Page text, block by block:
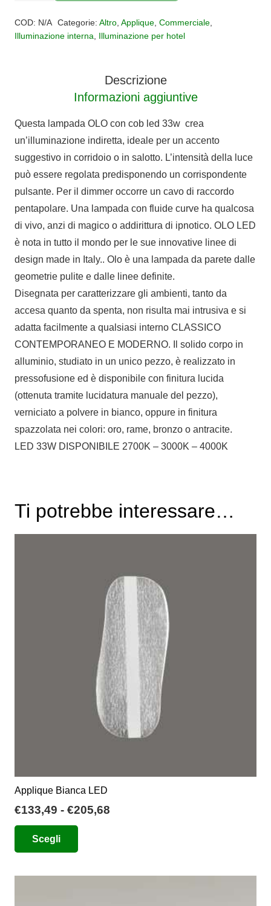
33W
COD: N/A Categorie: Altro, Applique, Commerciale,
Illuminazione interna
Illuminazione per hotel
Descrizione
Informazioni aggiuntive
Questa lampada OLO con cob led 33w crea
un’illuminazione indiretta, ideale per un accento
suggestivo in corridoio o in salotto. L’intensità della luce
può essere regolata predisponendo un corrispondente
pulsante. Per il dimmer occorre un cavo di raccordo
pentapolare. Una lampada con fluide curve ha qualcosa
di vivo, anzi di magico o addirittura di ipnotico. OLO LED
è nota in tutto il mondo per le sue innovative linee di
design made in Italy.. Olo è una lampada da parete dalle
geometrie pulite e dalle linee definite.
Disegnata per caratterizzare gli ambienti, tanto da
accesa quanto da spenta, non risulta mai intrusiva e si
adatta facilmente a qualsiasi interno CLASSICO
CONTEMPORANEO E MODERNO. Il solido corpo in
alluminio, studiato in un unico pezzo, è realizzato in
pressofusione ed è disponibile con finitura lucida
(ottenuta tramite lucidatura manuale del pezzo),
verniciato a polvere in bianco, oppure in finitura
spazzolata nei colori: oro, rame, bronzo o antracite.
LED 33W DISPONIBILE 2700K – 3000K – 4000K
Ti potrebbe interessare…
Applique Bianca LED
€133,49 - €205,68
Scegli
più